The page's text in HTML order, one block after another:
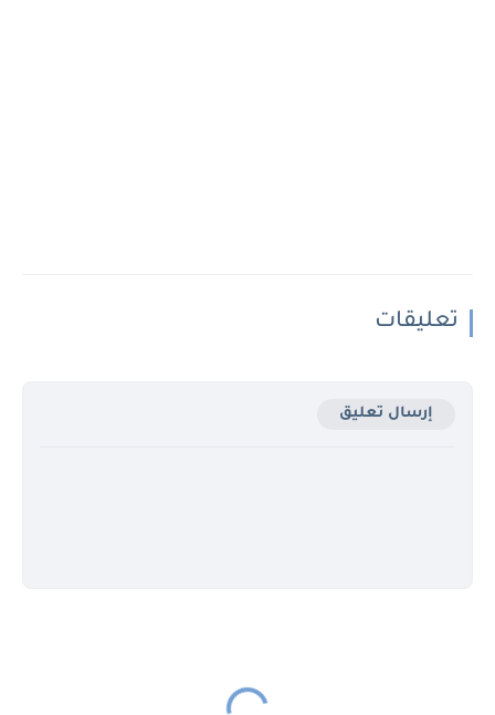
تعليقات
إرسال تعليق